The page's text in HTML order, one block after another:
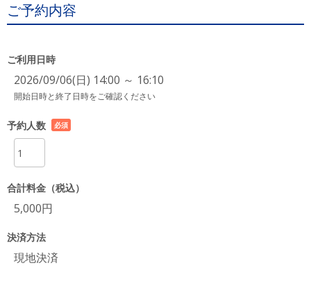
ご予約内容
ご利用日時
2026/09/06(日) 14:00 ～ 16:10
開始日時と終了日時をご確認ください
予約人数
必須
合計料金（税込）
5,000円
決済方法
現地決済